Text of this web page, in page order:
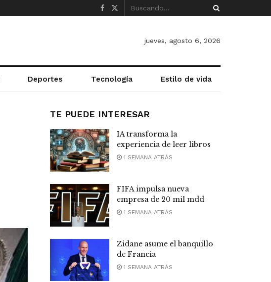
jueves, agosto 6, 2026
Deportes Tecnología Estilo de vida
TE PUEDE INTERESAR
IA transforma la
experiencia de leer libros
1 SEMANA ATRÁS
FIFA impulsa nueva
empresa de 20 mil mdd
1 SEMANA ATRÁS
Zidane asume el banquillo
de Francia
1 SEMANA ATRÁS